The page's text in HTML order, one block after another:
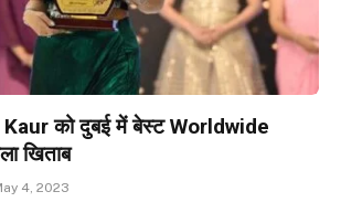
को दुबई में बेस्ट Worldwide
खिताब
4, 2023